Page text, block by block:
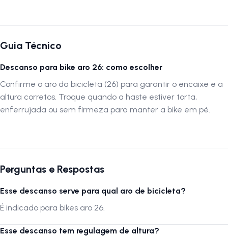
Guia Técnico
Descanso para bike aro 26: como escolher
Confirme o aro da bicicleta (26) para garantir o encaixe e a
altura corretos. Troque quando a haste estiver torta,
enferrujada ou sem firmeza para manter a bike em pé.
Perguntas e Respostas
Esse descanso serve para qual aro de bicicleta?
É indicado para bikes aro 26.
Esse descanso tem regulagem de altura?